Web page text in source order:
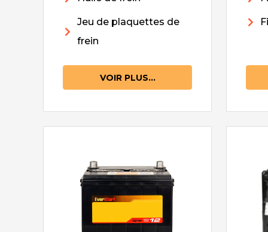
Jeu de plaquettes de
frein
VOIR PLUS...